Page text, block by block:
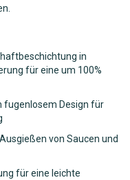
in
für eine um 100%
fugenlosem Design für
von Saucen und
für eine leichte